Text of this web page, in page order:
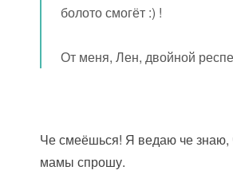
болото смогёт :) !
От меня, Лен, двойной
Че смеёшься! Я ведаю че знаю,
мамы спрошу.